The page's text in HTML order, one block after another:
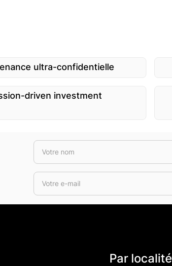
ultra-confidentielle
driven investment
Par localité